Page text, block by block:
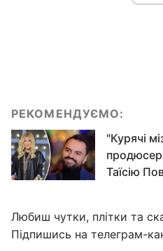
РЕКОМЕНДУЄМО:
"Курячі
продюсер
Таїсію
Любиш чутки, плітки та
Підпишись на телеграм-